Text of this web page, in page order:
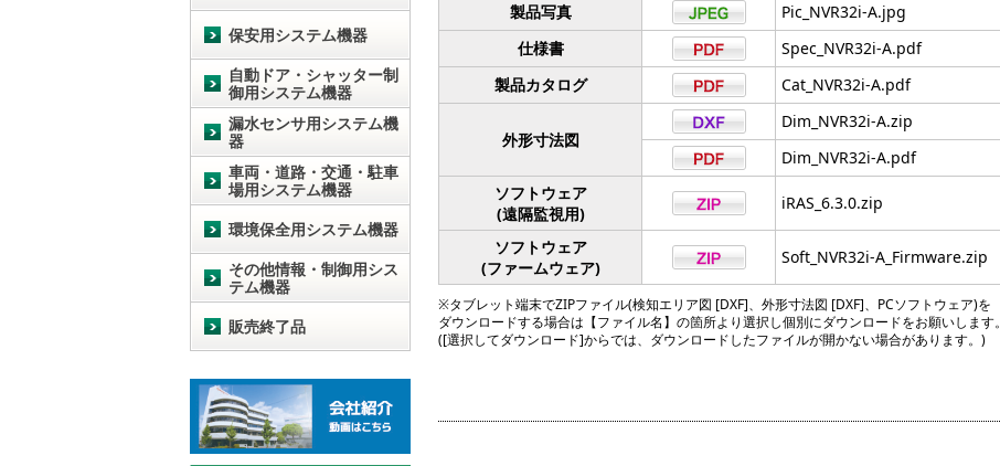
製品写真
Pic_NVR32i-A.jpg
仕様書
Spec_NVR32i-A.pdf
製品カタログ
Cat_NVR32i-A.pdf
外形寸法図
Dim_NVR32i-A.zip
Dim_NVR32i-A.pdf
ソフトウェア
(遠隔監視用)
iRAS_6.3.0.zip
ソフトウェア
(ファームウェア)
Soft_NVR32i-A_Firmware.zip
※タブレット端末でZIPファイル(検知エリア図 [DXF]、外形寸法図 [DXF]、PCソフトウェア)を
ダウンロードする場合は【ファイル名】の箇所より選択し個別にダウンロードをお願いします。
([選択してダウンロード]からでは、ダウンロードしたファイルが開かない場合があります。)
保安用システム機器
自動ドア・シャッター制
御用システム機器
漏水センサ用システム機
器
車両・道路・交通・駐車
場用システム機器
環境保全用システム機器
その他情報・制御用シス
テム機器
販売終了品